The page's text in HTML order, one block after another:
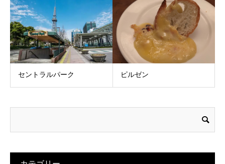
セントラルパーク ピルゼン